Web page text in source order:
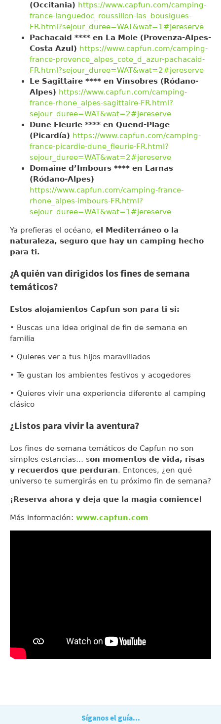
(Occitania) https://www.capfun.com/camping-
france-languedoc_roussillon-las_bousigues-
FR.html?sejour_duree=WAT&wat=1#jereserve
Pachacaid **** en La Mole (Provenza-Alpes-
Costa Azul) https://www.capfun.com/camping-
france-provence_alpes_cote_d_azur-pachacaid-
FR.html?sejour_duree=WAT&wat=2#jereserve
Le Sagittaire **** en Vinsobres (Ródano-
Alpes) https://www.capfun.com/camping-
france-rhone_alpes-sagittaire-FR.html?
sejour_duree=WAT&wat=2#jereserve
Dune Fleurie **** en Quend-Plage
(Picardía) https://www.capfun.com/camping-
france-picardie-dune_fleurie-FR.html?
sejour_duree=WAT&wat=2#jereserve
Domaine d’Imbours **** en Larnas
(Ródano-Alpes)
https://www.capfun.com/camping-france-
rhone_alpes-imbours-FR.html?
sejour_duree=WAT&wat=1#jereserve
Ya prefieras el océano, el Mediterráneo o la
naturaleza, seguro que hay un camping hecho
para ti.
¿A quién van dirigidos los fines de semana
temáticos?
Estos alojamientos Capfun son para ti si:
• Buscas una idea original de fin de semana en
familia
• Quieres ver a tus hijos maravillados
• Te gustan los ambientes festivos y acogedores
• Quieres vivir una experiencia diferente al camping
clásico
¿Listos para vivir la aventura?
Los fines de semana temáticos de Capfun no son
simples estancias… son momentos de vida, risas
y recuerdos que perduran. Entonces, ¿en qué
universo te sumergirás en tu próximo fin de semana?
¡Reserva ahora y deja que la magia comience!
Más información: www.capfun.com
Síganos el guía...